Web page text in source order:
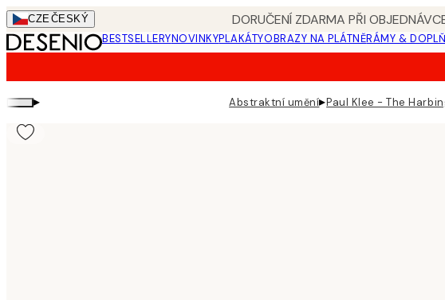
Skip
to
main
CZEČESKÝ DORUČENÍ ZDARMA PŘI
BESTSELLERYNOVINKYPLAKÁTYOBRAZY NA PLÁTNĚRÁMY &
▸ Abstraktní umění▸Paul Klee - The